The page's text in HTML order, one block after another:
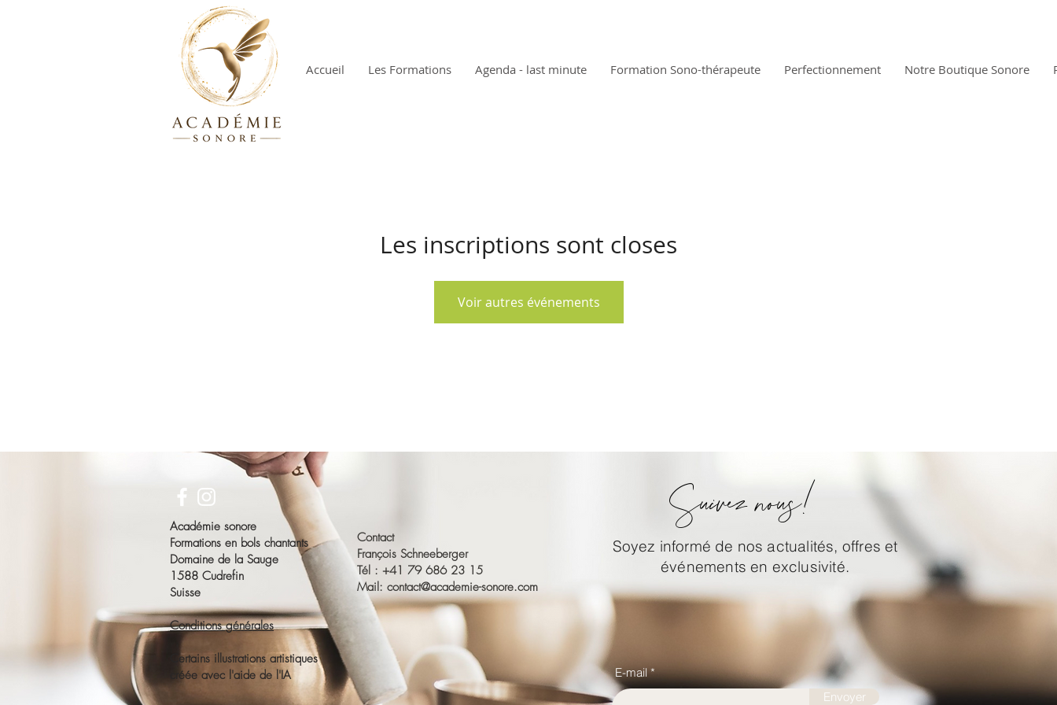
Accueil Les Formations Agenda - last minute Formation Sono-thérapeute Perfectionnement Notre Boutique Sonore
Les inscriptions sont closes
Voir autres événements
Académie sonore
Formations en bols chantants
Domaine de la Sauge
1588 Cudrefin
Suisse
Conditions générales
Certains illustrations artistiques
créée avec l'aide de l'IA
Contact
François Schneeberger
Tél : +41 79 686 23 15
Mail: contact@academie-sonore.com
E-mail
Envoyer
Suivez nous!
Soyez informé de nos actualités, offres et
événements en exclusivité.